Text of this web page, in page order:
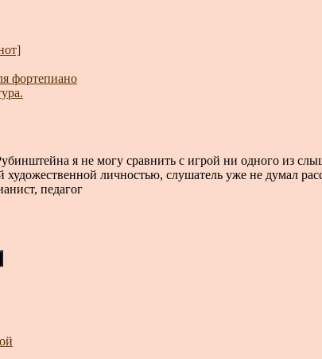
фортепиано
я не могу сравнить с игрой ни одного из
личностью, слушатель уже не думал
педагог